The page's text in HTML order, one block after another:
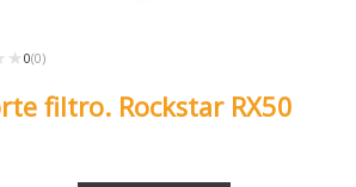
0(0)
filtro. Rockstar RX50